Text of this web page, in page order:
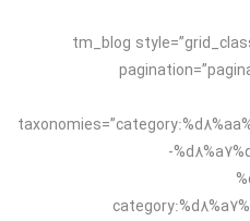
[tm_blog
-